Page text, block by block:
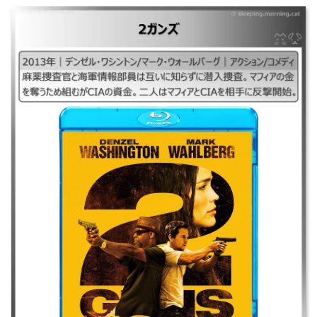
｜2ガンズ2013、ツーガンズ2013 ｜2013年｜デンゼル・ワシントン/マー
ク・ウォールバーグ｜アクション/コメディ ｜麻薬捜査官と海軍情報部員
は互いに知らずに潜入捜査。マフィアの金を奪うため組むがCIAの資金。
二人はマフィアとCIAを相手に反撃開始。